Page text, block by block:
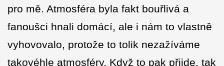
pro mě. Atmosféra byla fakt bouřlivá a
fanoušci hnali domácí, ale i nám to vlastně
vyhovovalo, protože to tolik nezažíváme
takovéhle atmosféry. Když to pak přijde, tak